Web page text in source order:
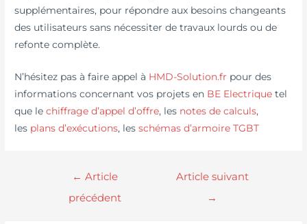
supplémentaires, pour répondre aux besoins changeants
des utilisateurs sans nécessiter de travaux lourds ou de
refonte complète.
N’hésitez pas à faire appel à HMD-Solution.fr pour des
informations concernant vos projets en BE Electrique tel
que lechiffrage d’appel d’offre, les notes de calculs,
les plans d’exécutions, lesschémas d’armoire TGBT
← Article
précédent
Article suivant
→